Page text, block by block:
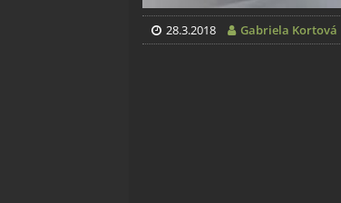
28.3.2018 Gabriela Kortová